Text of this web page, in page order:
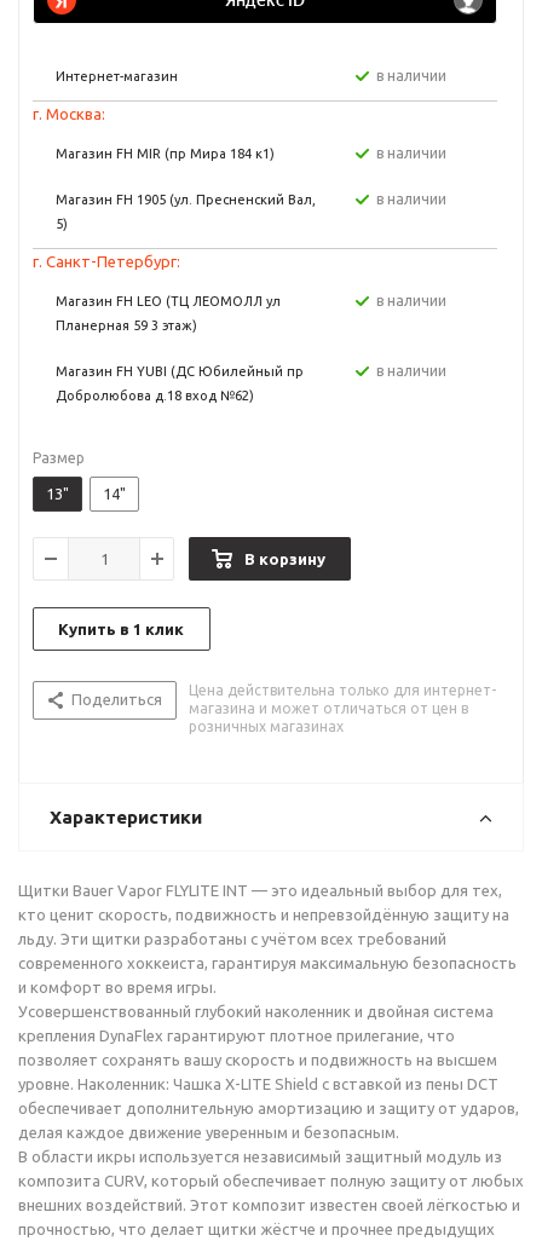
Интернет-магазин в наличии
г. Москва:
Магазин FH MIR (пр Мира 184 к1) в наличии
Магазин FH 1905 (ул. Пресненский Вал,
5)
в наличии
г. Санкт-Петербург:
Магазин FH LEO (ТЦ ЛЕОМОЛЛ ул
Планерная 59 3 этаж)
в наличии
Магазин FH YUBI (ДС Юбилейный пр
Добролюбова д.18 вход №62)
в наличии
Размер
13" 14"
В корзину
Купить в 1 клик
Поделиться
Цена действительна только для интернет-
магазина и может отличаться от цен в
розничных магазинах
Характеристики
Щитки Bauer Vapor FLYLITE INT — это идеальный выбор для тех,
кто ценит скорость, подвижность и непревзойдённую защиту на
льду. Эти щитки разработаны с учётом всех требований
современного хоккеиста, гарантируя максимальную безопасность
и комфорт во время игры.
Усовершенствованный глубокий наколенник и двойная система
крепления DynaFlex гарантируют плотное прилегание, что
позволяет сохранять вашу скорость и подвижность на высшем
уровне. Наколенник: Чашка X-LITE Shield с вставкой из пены DCT
обеспечивает дополнительную амортизацию и защиту от ударов,
делая каждое движение уверенным и безопасным.
В области икры используется независимый защитный модуль из
композита CURV, который обеспечивает полную защиту от любых
внешних воздействий. Этот композит известен своей лёгкостью и
прочностью, что делает щитки жёстче и прочнее предыдущих